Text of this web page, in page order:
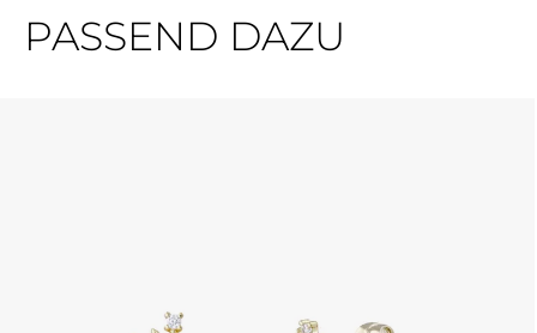
PASSEND DAZU